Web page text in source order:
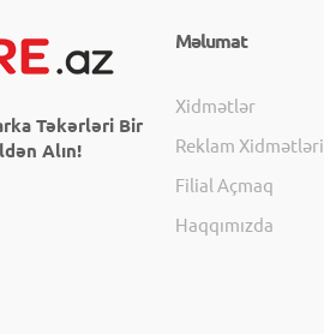
Təkərləri Bir
Alın!
Məlumat
Xidmətlər
Reklam Xidmətləri
Filial Açmaq
Haqqımızda